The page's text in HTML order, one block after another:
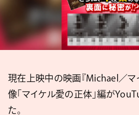
現在上映中の映画『Michael／マ
像「マイケル愛の正体」編が
た。